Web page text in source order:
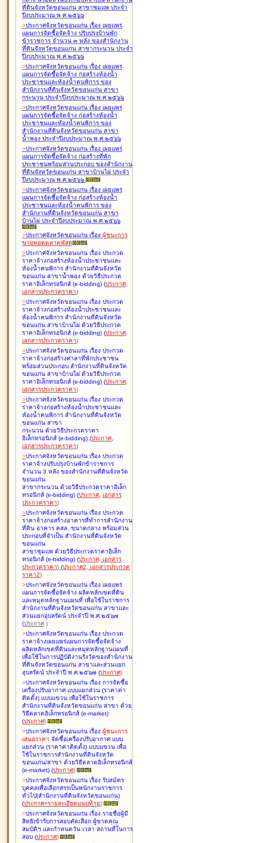
ที่ดินจังหวัดขอนแก่น สาขาชุมแพ ประจำ
ปีงบประมาณ พ.ศ.๒๕๖๖
>ประกาศจังหวัดขอนแก่น เรื่อง เผยแพร่
แผนการจัดซื้อจัดจ้าง ปรับปรุงบ้านพัก
ข้าราชการ จำนวน ๓ หลัง ของสำนักงาน
ที่ดินจังหวัดขอนแก่น สาขากระนวน ประจำ
ปีงบประมาณ พ.ศ.๒๕๖๖
>ประกาศจังหวัดขอนแก่น เรื่อง เผยแพร่
แผนการจัดซื้อจัดจ้าง ก่อสร้างห้องน้ำ
ประชาชนและห้องน้ำคนพิการ ของ
สำนักงานที่ดินจังหวัดขอนแก่น สาขา
กระนวน ประจำปีงบประมาณ พ.ศ.๒๕๖๖
>ประกาศจังหวัดขอนแก่น เรื่อง เผยแพร่
แผนการจัดซื้อจัดจ้าง ก่อสร้างห้องน้ำ
ประชาชนและห้องน้ำคนพิการ ของ
สำนักงานที่ดินจังหวัดขอนแก่น สาขา
น้ำพอง ประจำปีงบประมาณ พ.ศ.๒๕๖๖
>ประกาศจังหวัดขอนแก่น เรื่อง เผยแพร่
แผนการจัดซื้อจัดจ้าง ก่อสร้างที่พัก
ประชาชนพร้อมส่วนประกอบ ของสำนักงาน
ที่ดินจังหวัดขอนแก่น สาขาบ้านไผ่ ประจำ
ปีงบประมาณ พ.ศ.๒๕๖๖
>ประกาศจังหวัดขอนแก่น เรื่อง เผยแพร่
แผนการจัดซื้อจัดจ้าง ก่อสร้างห้องน้ำ
ประชาชนและห้องน้ำคนพิการ ของ
สำนักงานที่ดินจังหวัดขอนแก่น สาขา
บ้านไผ่ ประจำปีงบประมาณ พ.ศ.๒๕๖๖
>ประกาศจังหวัดขอนแก่น เรื่อง ผู้ชนะการ
ขายทอดตลาดพัสดุ
>ประกาศจังหวัดขอนแก่น เรื่อง ประกวด
ราคาจ้างก่อสร้างห้องน้ำประชาชนและ
ห้องน้ำคนพิการ สำนักงานที่ดินจังหวัด
ขอนแก่น สาขาน้ำพอง ด้วยวิธีประกวด
ราคาอิเล็กทรอนิกส์ (e-bidding) (ประกาศ,
เอกสารประกวดราคา)
>ประกาศจังหวัดขอนแก่น เรื่อง ประกวด
ราคาจ้างก่อสร้างห้องน้ำประชาชนและ
ห้องน้ำคนพิการ สำนักงานที่ดินจังหวัด
ขอนแก่น สาขาบ้านไผ่ ด้วยวิธีประกวด
ราคาอิเล็กทรอนิกส์ (e-bidding) (ประกาศ,
เอกสารประกวดราคา)
>ประกาศจังหวัดขอนแก่น เรื่อง ประกวด
ราคาจ้างก่อสร้างศาลาที่พักประชาชน
พร้อมส่วนประกอบ สำนักงานที่ดินจังหวัด
ขอนแก่น สาขาบ้านไผ่ ด้วยวิธีประกวด
ราคาอิเล็กทรอนิกส์ (e-bidding) (ประกาศ,
เอกสารประกวดราคา)
>ประกาศจังหวัดขอนแก่น เรื่อง ประกวด
ราคาจ้างก่อสร้างห้องน้ำประชาชนและ
ห้องน้ำคนพิการ สำนักงานที่ดินจังหวัด
ขอนแก่น สาขา
กระนวน ด้วยวิธีประกวดราคา
อิเล็กทรอนิกส์ (e-bidding) (ประกาศ,
เอกสารประกวดราคา)
>ประกาศจังหวัดขอนแก่น เรื่อง ประกวด
ราคาจ้างปรับปรุงบ้านพักข้าราชการ
จำนวน 3 หลัง ของสำนักงานที่ดินจังหวัด
ขอนแก่น
สาขากระนวน ด้วยวิธีประกวดราคาอิเล็ก
ทรอนิกส์ (e-bidding) (ประกาศ, เอกสาร
ประกวดราคา)
>ประกาศจังหวัดขอนแก่น เรื่อง ประกวด
ราคาจ้างก่อสร้างอาคารที่ทำการสำนักงาน
ที่ดิน อาคาร คสล. ขนาดกลาง พร้อมส่วน
ประกอบที่จำเป็น สำนักงานที่ดินจังหวัด
ขอนแก่น
สาขาชุมแพ ด้วยวิธีประกวดราคาอิเล็ก
ทรอนิกส์ (e-bidding) (ประกาศ, เอกสาร
ประกวดราคา) (ประกาศ2, เอกสารประกวด
ราคา2)
>ประกาศจังหวัดขอนแก่น เรื่อง เผยแพร่
แผนการจัดซื้อจัดจ้าง ผลิตหลักเขตที่ดิน
และหมุดหลักฐานแผนที่ เพื่อใช้ในราชการ
สำนักงานที่ดินจังหวัดขอนแก่น สาขาและ
ส่วนแยกอุบลรัตน์ ประจำปี พ.ศ.๒๕๖๗
(ประกาศ )
>ประกาศจังหวัดขอนแก่น เรื่อง ประกวด
ราคาจ้างเผยแพร่แผนการจัดซื้อจัดจ้าง
ผลิตหลักเขตที่ดินและหมุดหลักฐานแผนที่
เพื่อใช้ในการปฏิบัติงานรังวัดของสำนักงาน
ที่ดินจังหวัดขอนแก่น สาขาและส่วนแยก
อุบลรัตน์ ประจำปี พ.ศ.๒๕๖๗ (ประกาศ)
>ประกาศจังหวัดขอนแก่น เรื่อง การจัดซื้อ
เครื่องปรับอากาศ แบบแยกส่วน (ราคาค่า
ติดตั้ง) แบบแขวน เพื่อใช้ในราชการ
สำนักงานที่ดินจังหวัดขอนแก่น สาขา ด้วย
วิธีตลาดอิเล็กทรอนิกส์ (e-market)
(ประกาศ)
>ประกาศจังหวัดขอนแก่น เรื่อง ผู้ชนะการ
เสนอราคา จัดซื้อเครื่องปรับอากาศ แบบ
แยกส่วน (ราคาค่าติดตั้ง) แบบแขวน เพื่อ
ใช้ในราชการสำนักงานที่ดินจังหวัด
ขอนแก่น/สาขา ด้วยวิธีตลาดอิเล็กทรอนิกส์
(e-market) (ประกาศ)
>ประกาศจังหวัดขอนแก่น เรื่อง รับสมัคร
บุคคลเพื่อเลือกสรรเป็นพนักงานราชการ
ทั่วไป(สำนักงานที่ดินจังหวัดขอนแก่น)
(ประกาศ+รายละเอียดแนบท้าย)
>ประกาศจังหวัดขอนแก่น เรื่อง รายชื่อผู้มี
สิทธิเข้ารับการสอบคัดเลือก ผู้ขาดคุณ
สมบัติฯ และกำหนดวัน เวลา สถานที่ในการ
สอบ (ประกาศ)